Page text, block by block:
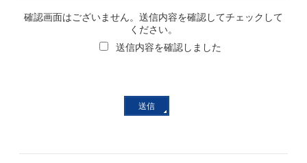
確認画面はございません。送信内容を確認してチェックして
ください。
送信内容を確認しました